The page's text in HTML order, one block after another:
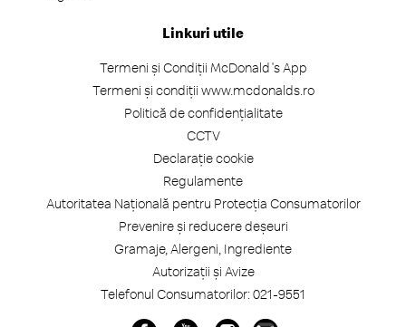
Linkuri utile
Termeni și Condiții McDonald's App
Termeni și condiții www.mcdonalds.ro
Politică de confidențialitate
CCTV
Declarație cookie
Regulamente
Autoritatea Națională pentru Protecția Consumatorilor
Prevenire și reducere deșeuri
Gramaje, Alergeni, Ingrediente
Autorizații și Avize
Telefonul Consumatorilor: 021-9551